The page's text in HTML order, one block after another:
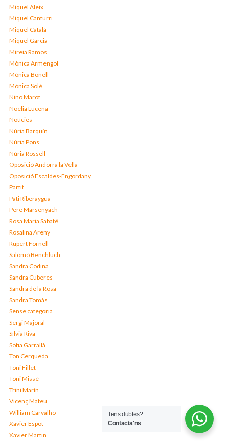
Miquel Aleix
Miquel Canturri
Miquel Català
Miquel Garcia
Mireia Ramos
Mònica Armengol
Mònica Bonell
Mònica Solé
Nino Marot
Noelia Lucena
Notícies
Núria Barquín
Núria Pons
Núria Rossell
Oposició Andorra la Vella
Oposició Escaldes-Engordany
Partit
Pati Riberaygua
Pere Marsenyach
Rosa Maria Sabaté
Rosalina Areny
Rupert Fornell
Salomó Benchluch
Sandra Codina
Sandra Cuberes
Sandra de la Rosa
Sandra Tomàs
Sense categoria
Sergi Majoral
Sílvia Riva
Sofia Garrallà
Ton Cerqueda
Toni Fillet
Toni Missé
Trini Marín
Vicenç Mateu
William Carvalho
Xavier Espot
Xavier Martin
Tens dubtes?
Contacta'ns